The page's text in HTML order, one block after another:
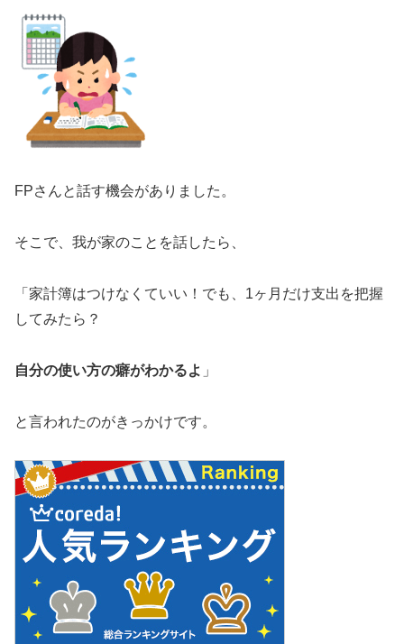
FPさんと話す機会がありました。
そこで、我が家のことを話したら、
「家計簿はつけなくていい！でも、1ヶ月だけ支出を把握
してみたら？
自分の使い方の癖がわかるよ 」
と言われたのがきっかけです。